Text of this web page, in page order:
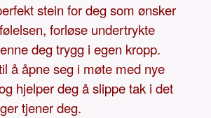
stein for deg som ønsker
forløse undertrykte
deg trygg i egen kropp.
å åpne seg i møte med nye
hjelper deg å slippe tak i det
tjener deg.